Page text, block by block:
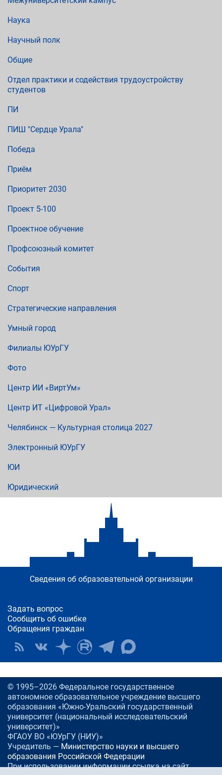
Наука
Научный полк
Общие
Отдел практики и содействия трудоустройству
студентов
ПИ
ПИШ "Сердце Урала"
Победа
Приём
Приоритет 2030
Проект 5-100
Проектное обучение
Профсоюзный комитет
События
Спорт
Стратегические направления
Умный город
Филиалы ЮУрГУ
Фото
Центр ИИ «ВиртУм»
Центр ИТ «Цифровой Урал»
Челябинск — Культурная столица 2027
Электронный ЮУрГУ
ЮИ
Юридический
Сведения об образовательной организации
Задать вопрос
Сообщить об ошибке
Обращения граждан
© 1995–2026 Федеральное государственное
автономное образовательное учреждение высшего
образования «Южно-Уральский государственный
университет (национальный исследовательский
университет)»
ФГАОУ ВО «ЮУрГУ (НИУ)»
Учредитель — Министерство науки и высшего
образования Российской Федерации
При использовании информации ссылка на сайт